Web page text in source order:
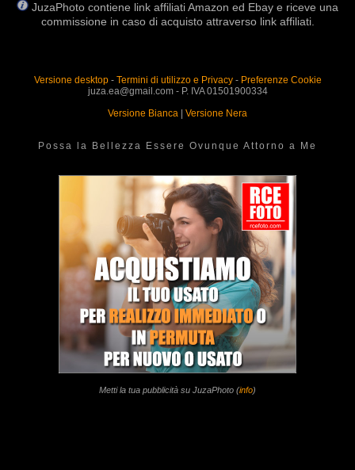
JuzaPhoto contiene link affiliati Amazon ed Ebay e riceve una
commissione in caso di acquisto attraverso link affiliati.
Versione desktop- Termini di utilizzo e Privacy- Preferenze Cookie
juza.ea@gmail.com - P. IVA 01501900334
Versione Bianca
Versione Nera
Possa la Bellezza Essere Ovunque Attorno a Me
Metti la tua pubblicità su JuzaPhoto (info)